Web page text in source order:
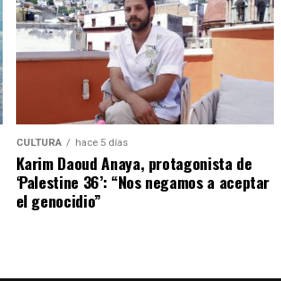
CULTURA hace 5 días
Karim Daoud Anaya, protagonista de
‘Palestine 36’: “Nos negamos a aceptar
el genocidio”